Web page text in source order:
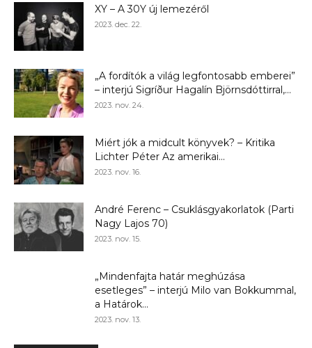
XY – A 30Y új lemezéről
2023. dec. 22.
„A fordítók a világ legfontosabb emberei”
– interjú Sigríður Hagalín Björnsdóttirral,...
2023. nov. 24.
Miért jók a midcult könyvek? – Kritika
Lichter Péter Az amerikai...
2023. nov. 16.
André Ferenc – Csuklásgyakorlatok (Parti
Nagy Lajos 70)
2023. nov. 15.
„Mindenfajta határ meghúzása
esetleges” – interjú Milo van Bokkummal,
a Határok...
2023. nov. 13.